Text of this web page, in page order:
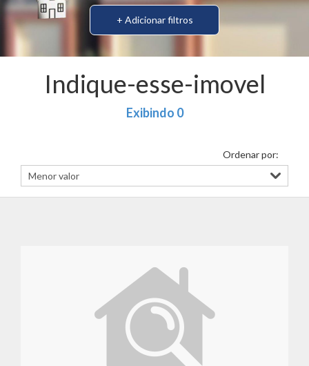
+ Adicionar filtros
Indique-esse-imovel
Exibindo 0
Ordenar por: